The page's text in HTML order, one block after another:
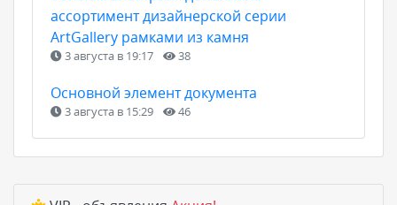
ассортимент дизайнерской серии
ArtGallery рамками из камня
3 августа в 19:17 38
Основной элемент документа
3 августа в 15:29 46